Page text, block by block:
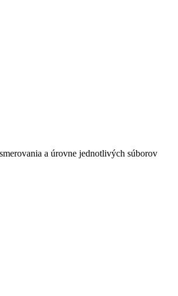
a úrovne jednotlivých súborov